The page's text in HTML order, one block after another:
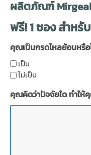
ผลิตภัณฑ์ Mirgeal
ฟรี! 1 ซอง สำหรั
คุณเป็นกรดไหลย้อนหรือ
เป็น
ไม่เป็น
คุณคิดว่าปัจจัยใด ทำให้